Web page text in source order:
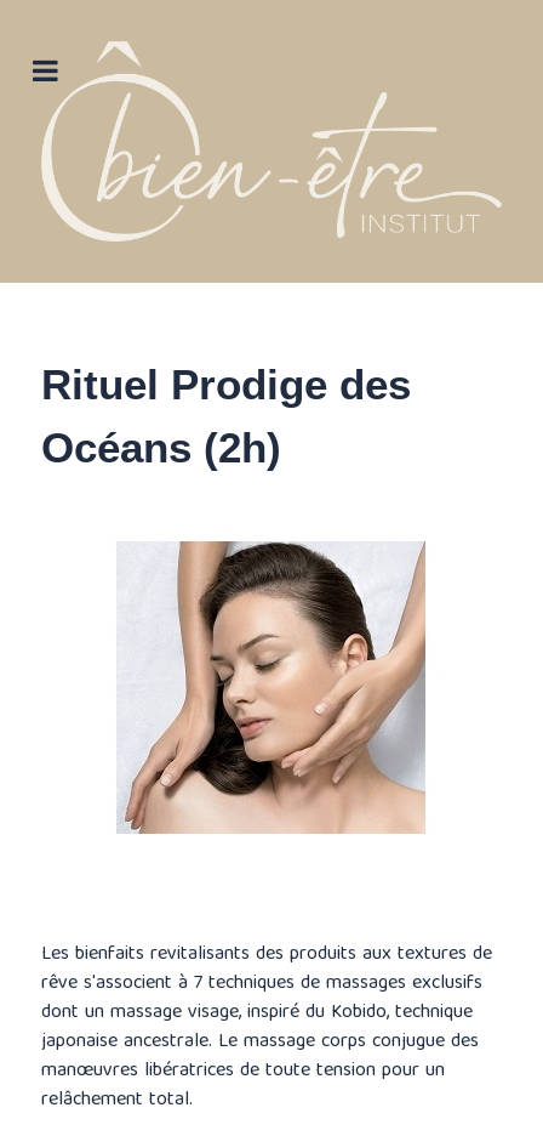
Rituel Prodige des
Océans (2h)
Les bienfaits revitalisants des produits aux textures de
rêve s'associent à 7 techniques de massages exclusifs
dont un massage visage, inspiré du Kobido, technique
japonaise ancestrale. Le massage corps conjugue des
manœuvres libératrices de toute tension pour un
relâchement total.